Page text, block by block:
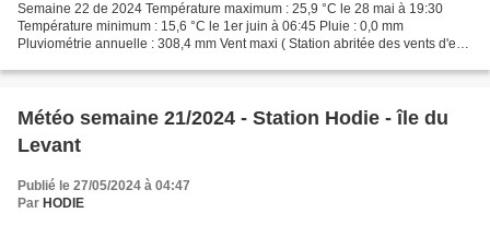
Semaine 22 de 2024 Température maximum : 25,9 °C le 28 mai à 19:30
Température minimum : 15,6 °C le 1er juin à 06:45 Pluie : 0,0 mm
Pluviométrie annuelle : 308,4 mm Vent maxi ( Station abritée des vents d'est)
Météo semaine 21/2024 - Station Hodie - île du
Levant
Publié le 27/05/2024 à 04:47
Par HODIE